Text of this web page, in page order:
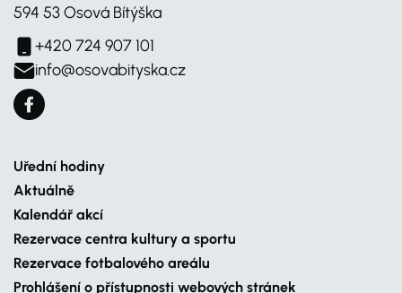
594 53 Osová Bítýška
+420 724 907 101
info@osovabityska.cz
Uřední hodiny
Aktuálně
Kalendář akcí
Rezervace centra kultury a sportu
Rezervace fotbalového areálu
Prohlášení o přístupnosti webových stránek